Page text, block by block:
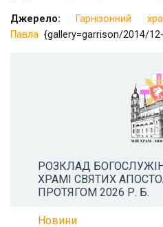
Джерело:
Гарнізонний
Павла {gallery=garrison/2014/
РОЗКЛАД
ХРАМІ СВЯТИХ
ПРОТЯГОМ 2026 Р. Б.
Новини